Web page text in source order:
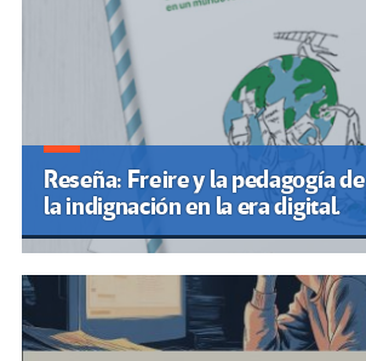
Reseña: Freire y la pedagogía de
la indignación en la era digital.